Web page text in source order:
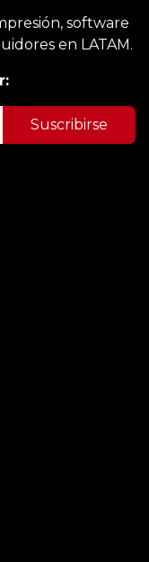
software
en LATAM.
Suscribirse